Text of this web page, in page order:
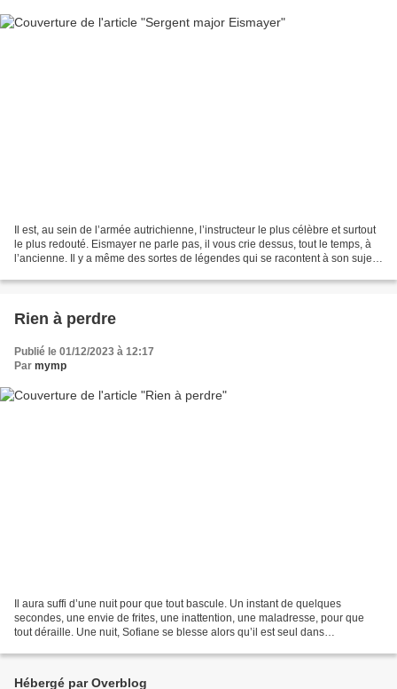
Il est, au sein de l’armée autrichienne, l’instructeur le plus célèbre et surtout
le plus redouté. Eismayer ne parle pas, il vous crie dessus, tout le temps, à
l’ancienne. Il y a même des sortes de légendes qui se racontent à son sujet,
Rien à perdre
Publié le 01/12/2023 à 12:17
Par mymp
Il aura suffi d’une nuit pour que tout bascule. Un instant de quelques
secondes, une envie de frites, une inattention, une maladresse, pour que
tout déraille. Une nuit, Sofiane se blesse alors qu’il est seul dans
Hébergé par Overblog